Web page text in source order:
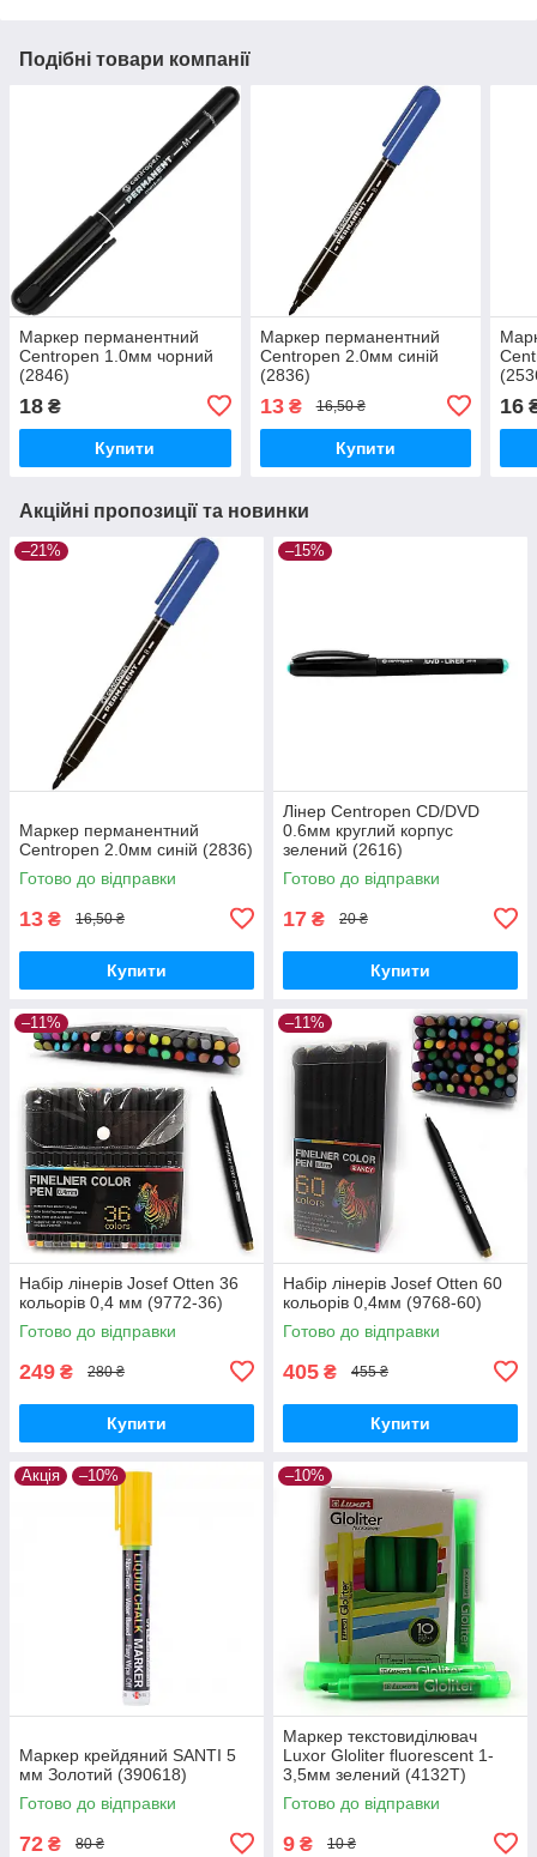
Подібні товари компанії
Маркер перманентний
Centropen 1.0мм чорний
(2846)
18 ₴
Купити
Маркер перманентний
Centropen 2.0мм синій
(2836)
13₴ 16,50 ₴
Купити
16
Акційні пропозиції та новинки
–21%
Маркер перманентний
Centropen 2.0мм синій (2836)
Готово до відправки
13 ₴ 16,50 ₴
Купити
–15%
Лінер Centropen CD/DVD
0.6мм круглий корпус
зелений (2616)
Готово до відправки
17 ₴ 20 ₴
Купити
–11%
Набір лінерів Josef Otten 36
кольорів 0,4 мм (9772-36)
Готово до відправки
249 ₴ 280 ₴
Купити
–11%
Набір лінерів Josef Otten 60
кольорів 0,4мм (9768-60)
Готово до відправки
405 ₴ 455 ₴
Купити
Акція –10%
Маркер крейдяний SANTI 5
мм Золотий (390618)
Готово до відправки
72 ₴ 80 ₴
–10%
Маркер текстовиділювач
Luxor Gloliter fluorescent 1-
3,5мм зелений (4132T)
Готово до відправки
9 ₴ 10 ₴